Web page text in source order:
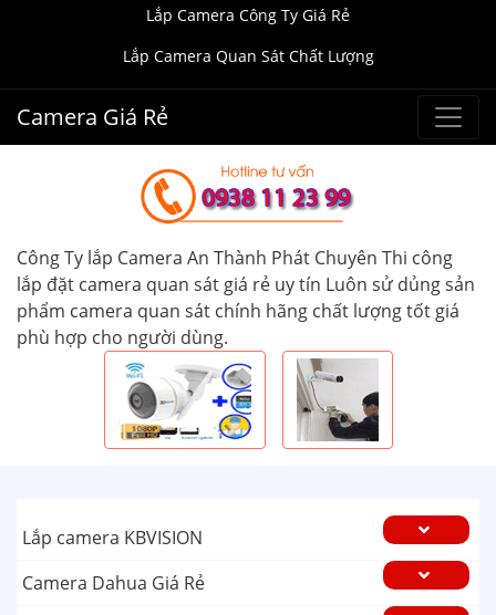
Lắp Camera Công Ty Giá Rẻ
Lắp Camera Quan Sát Chất Lượng
Camera Giá Rẻ
Công Ty lắp Camera An Thành Phát Chuyên Thi công
lắp đặt camera quan sát giá rẻ uy tín Luôn sử dủng sản
phẩm camera quan sát chính hãng chất lượng tốt giá
phù hợp cho người dùng.
Lắp camera KBVISION
Camera Dahua Giá Rẻ